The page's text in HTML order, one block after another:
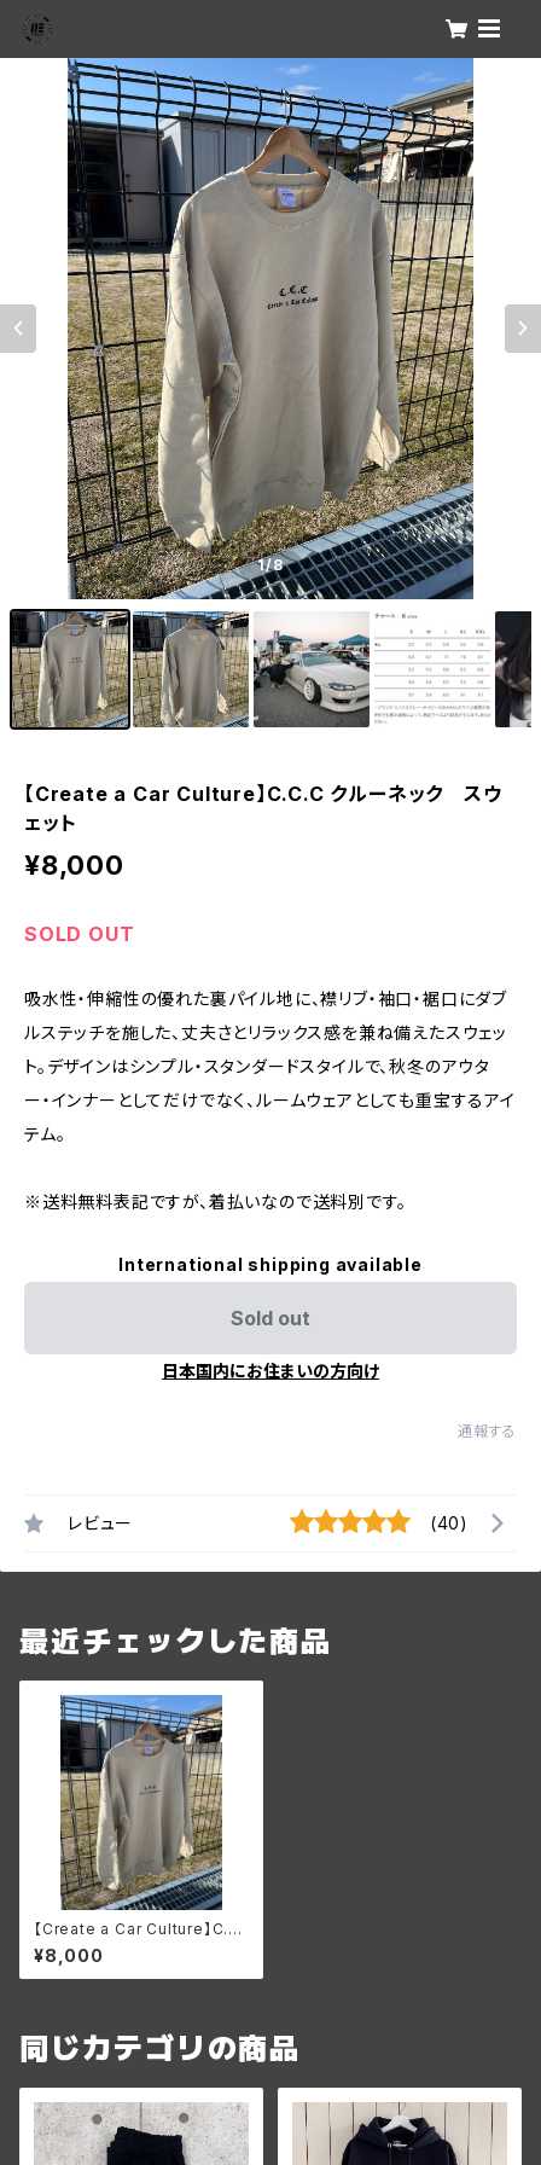
1/8
【Create a Car Culture】C.C.C クルーネック スウ
ェット
¥8,000
SOLD OUT
吸水性・伸縮性の優れた裏パイル地に、襟リブ・袖口・裾口にダブ
ルステッチを施した、丈夫さとリラックス感を兼ね備えたスウェッ
ト。デザインはシンプル・スタンダードスタイルで、秋冬のアウタ
ー・インナーとしてだけでなく、ルームウェアとしても重宝するアイ
テム。
※送料無料表記ですが、着払いなので送料別です。
International shipping available
Sold out
日本国内にお住まいの方向け
通報する
レビュー (40)
最近チェックした商品
【Create a Car Culture】C.C.
C クルーネック スウェット
¥8,000
同じカテゴリの商品